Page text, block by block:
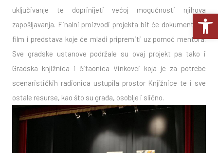
uključivanje te doprinijeti većoj mogućnosti njihova
zapošljavanja. Finalni proizvodi projekta bit će dokumentarni
film i predstava koje će mladi pripremiti uz pomoć mentora.
Sve gradske ustanove podržale su ovaj projekt pa tako i
Gradska knjižnica i čitaonica Vinkovci koja je za potrebe
scenarističkih radionica ustupila prostor Knjižnice te i sve
ostale resurse, kao što su građa, osoblje i slično.